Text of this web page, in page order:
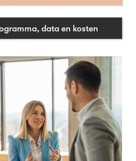
data en kosten